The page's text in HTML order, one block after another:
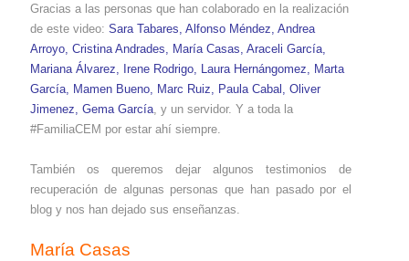
Gracias a las personas que han colaborado en la realización
de este video: Sara Tabares Alfonso Méndez Andrea
Arroyo Cristina Andrades María Casas Araceli García
Mariana Álvarez
Irene Rodrigo Laura Hernángomez
Marta
García Mamen Bueno Marc Ruiz Paula Cabal Oliver
Jimenez Gema García , y un servidor. Y a toda la
#FamiliaCEM por estar ahí siempre.
También os queremos dejar algunos testimonios de
recuperación de algunas personas que han pasado por el
blog y nos han dejado sus enseñanzas.
María Casas